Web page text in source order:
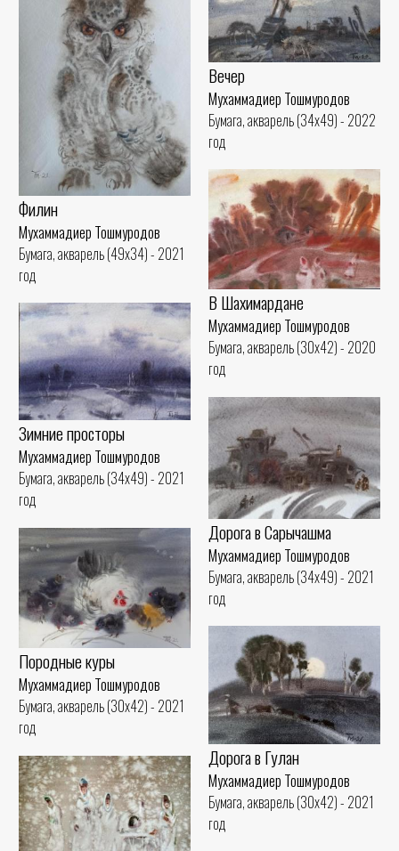
Вечер
Мухаммадиер Тошмуродов
Бумага, акварель (34x49) - 2022
год
Филин
Мухаммадиер Тошмуродов
Бумага, акварель (49x34) - 2021
год
В Шахимардане
Мухаммадиер Тошмуродов
Бумага, акварель (30x42) - 2020
год
Зимние просторы
Мухаммадиер Тошмуродов
Бумага, акварель (34x49) - 2021
год
Дорога в Сарычашма
Мухаммадиер Тошмуродов
Бумага, акварель (34x49) - 2021
год
Породные куры
Мухаммадиер Тошмуродов
Бумага, акварель (30x42) - 2021
год
Дорога в Гулан
Мухаммадиер Тошмуродов
Бумага, акварель (30x42) - 2021
год